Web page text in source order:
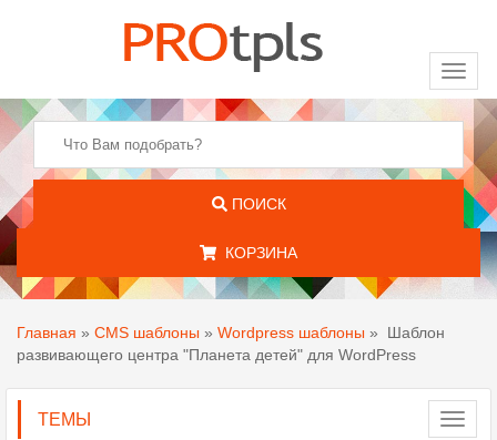
ПОИСК
КОРЗИНА
Главная » CMS шаблоны » Wordpress шаблоны »
Шаблон
развивающего центра "Планета детей" для WordPress
ТЕМЫ